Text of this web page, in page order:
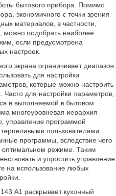
бытового прибора. Помимо
экономичного с точки зрения
материалов, в частности,
можно подобрать наиболее
если предусмотрена
настроек.
экрана ограничивает диапазон
для настройки
которые можно настроить
для настройки параметров,
в выполняемой в бытовом
многоуровневая иерархия
управление программой
пользователями
программы, вследствие чего
оптимальном режиме. Таким
и упростить управление
на использование любых
А1 раскрывает кухонный